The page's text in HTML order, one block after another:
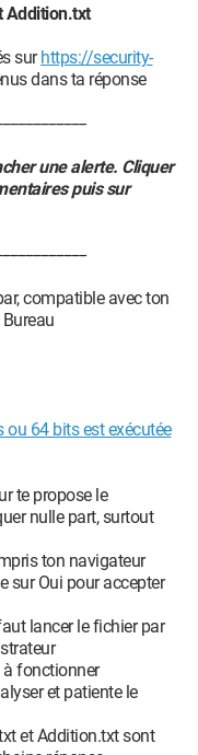
Addition.txt
surhttps://security-
dans ta réponse
une alerte. Cliquer
puis sur
compatible avec ton
64 bits est exécutée
te propose le
nulle part, surtout
ton navigateur
sur Oui pour accepter
lancer le fichier par
à fonctionner
et patiente le
et Addition.txt sont